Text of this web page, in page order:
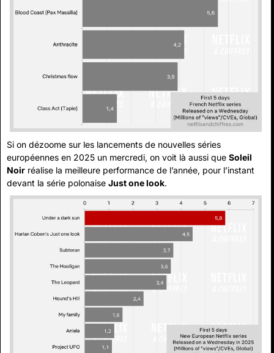
Si on dézoome sur les lancements de nouvelles séries
européennes en 2025 un mercredi, on voit là aussi que Soleil
Noir réalise la meilleure performance de l’année, pour l’instant
devant la série polonaise Just one look.